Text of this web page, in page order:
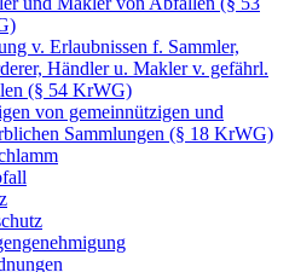
v. Erlaubnissen f. Sammler,
Händler u. Makler v. gefährl.
(§ 54 KrWG)
von gemeinnützigen und
Sammlungen (§ 18 KrWG)